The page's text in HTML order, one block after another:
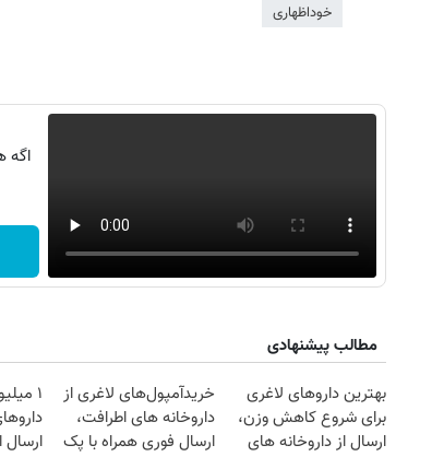
خوداظهاری
اگه
مطالب پیشنهادی
بهترین داروهای لاغری
برای شروع کاهش وزن،
ارسال از داروخانه های
خریدآمپول‌های لاغری از
داروخانه های اطرافت،
ارسال فوری همراه با پک
۱
ارسال
روزنامه‌های ورزشی شنبه ۱۷ مرداد ۱۴۰۵